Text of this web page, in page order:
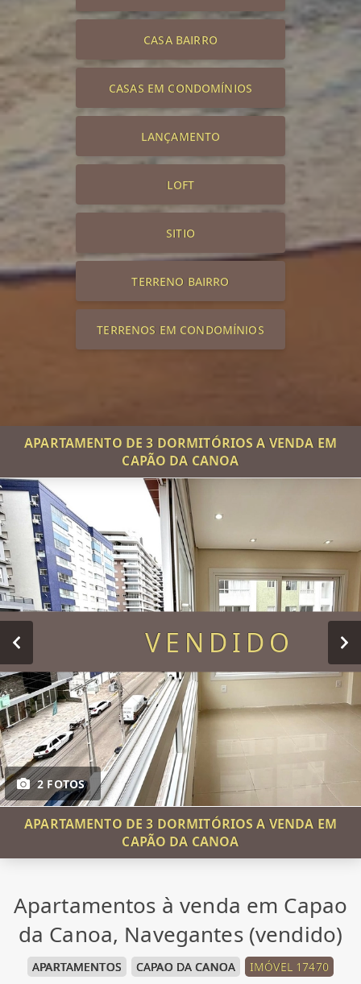
CASA BAIRRO
CASAS EM CONDOMÍNIOS
LANÇAMENTO
LOFT
SITIO
TERRENO BAIRRO
TERRENOS EM CONDOMÍNIOS
APARTAMENTO DE 3 DORMITÓRIOS A VENDA EM
CAPÃO DA CANOA
2 FOTOS
VENDIDO
APARTAMENTO DE 3 DORMITÓRIOS A VENDA EM
CAPÃO DA CANOA
Apartamentos à venda em Capao
da Canoa, Navegantes (vendido)
APARTAMENTOS CAPAO DA CANOA IMÓVEL 17470